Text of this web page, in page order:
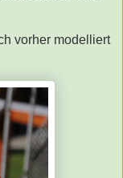
vorher modelliert